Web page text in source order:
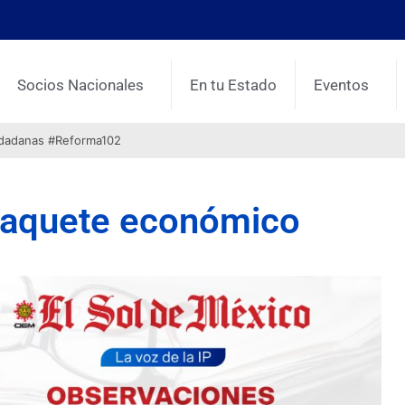
Socios Nacionales En tu Estado Eventos
#Reforma102
económico